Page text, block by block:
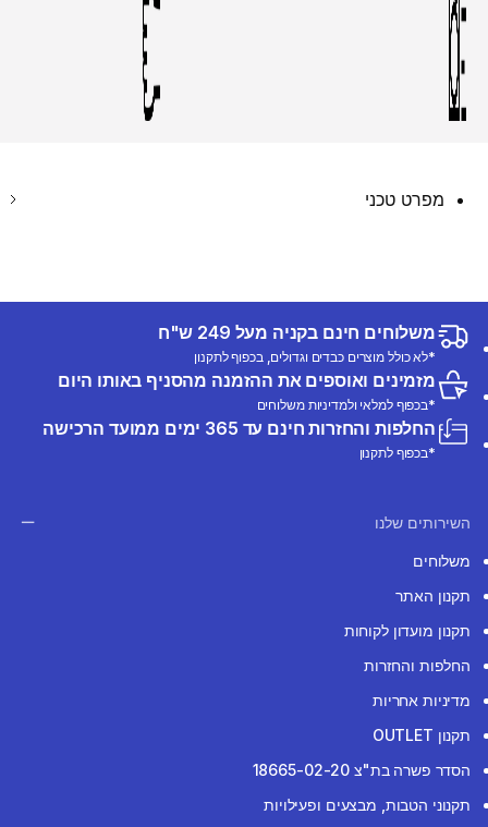
מפרט טכני
משלוחים חינם בקניה מעל 249 ש"ח
*לא כולל מוצרים כבדים וגדולים, בכפוף לתקנון
מזמינים ואוספים את ההזמנה מהסניף באותו היום
*בכפוף למלאי ולמדיניות משלוחים
החלפות והחזרות חינם עד 365 ימים ממועד הרכישה
*בכפוף לתקנון
השירותים שלנו
משלוחים
תקנון האתר
תקנון מועדון לקוחות
החלפות והחזרות
מדיניות אחריות
תקנון OUTLET
הסדר פשרה בת"צ 18665-02-20
תקנוני הטבות, מבצעים ופעילויות